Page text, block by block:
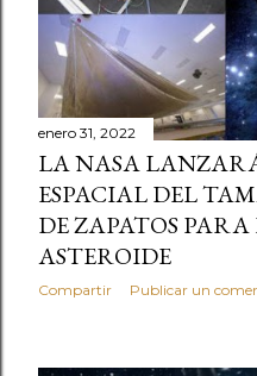
enero 31, 2022
LA NASA
ESPACIAL DEL
DE ZAPATOS
ASTEROIDE
Compartir Publicar un